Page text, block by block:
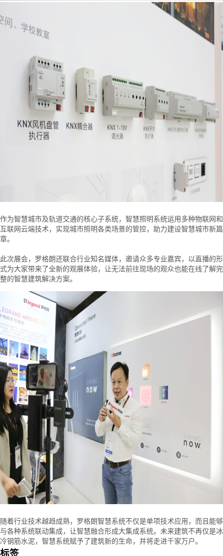
作为智慧城市及轨道交通的核心子系统，智慧照明系统运用多种物联网和
互联网云端技术，实现城市照明各类场景的管控，助力建设智慧城市新篇
章。
此次展会，罗格朗还联合行业知名媒体，邀请众多专业嘉宾，以直播的形
式为大家带来了全新的观展体验，让无法前往现场的观众也能在线了解完
整的智慧建筑解决方案。
随着行业技术越趋成熟，罗格朗智慧系统不仅是单项技术应用，而且能够
与各种系统联动集成，让智慧融合形成大集成系统。未来建筑不再仅是冰
冷钢筋水泥，智慧系统赋予了建筑新的生命，并将走进千家万户。
标签